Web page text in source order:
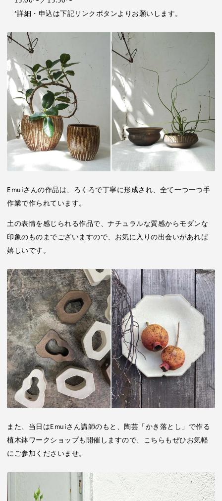
*詳細・申込は下記リンクボタンよりお願いします。
Emuiさんの作品は、ろくろで丁寧に形成され、全て一つ一つ手
作業で作られています。
土の表情を感じられる作品で、ナチュラルな質感からモダンな
印象のものまでございますので、お気に入りの出会いがあれば
嬉しいです。
また、当日はEmuiさん講師のもと、陶芸「かき落とし」で作る
植木鉢ワークショップも開催しますので、こちらもぜひお気軽
にご参加くださいませ。